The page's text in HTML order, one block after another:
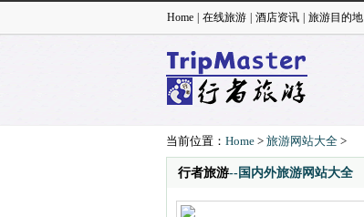
Home 在线旅游 酒店资讯 旅游目的地
当前位置： Home > 旅游网站大全 >
行者旅游--国内外旅游网站大全